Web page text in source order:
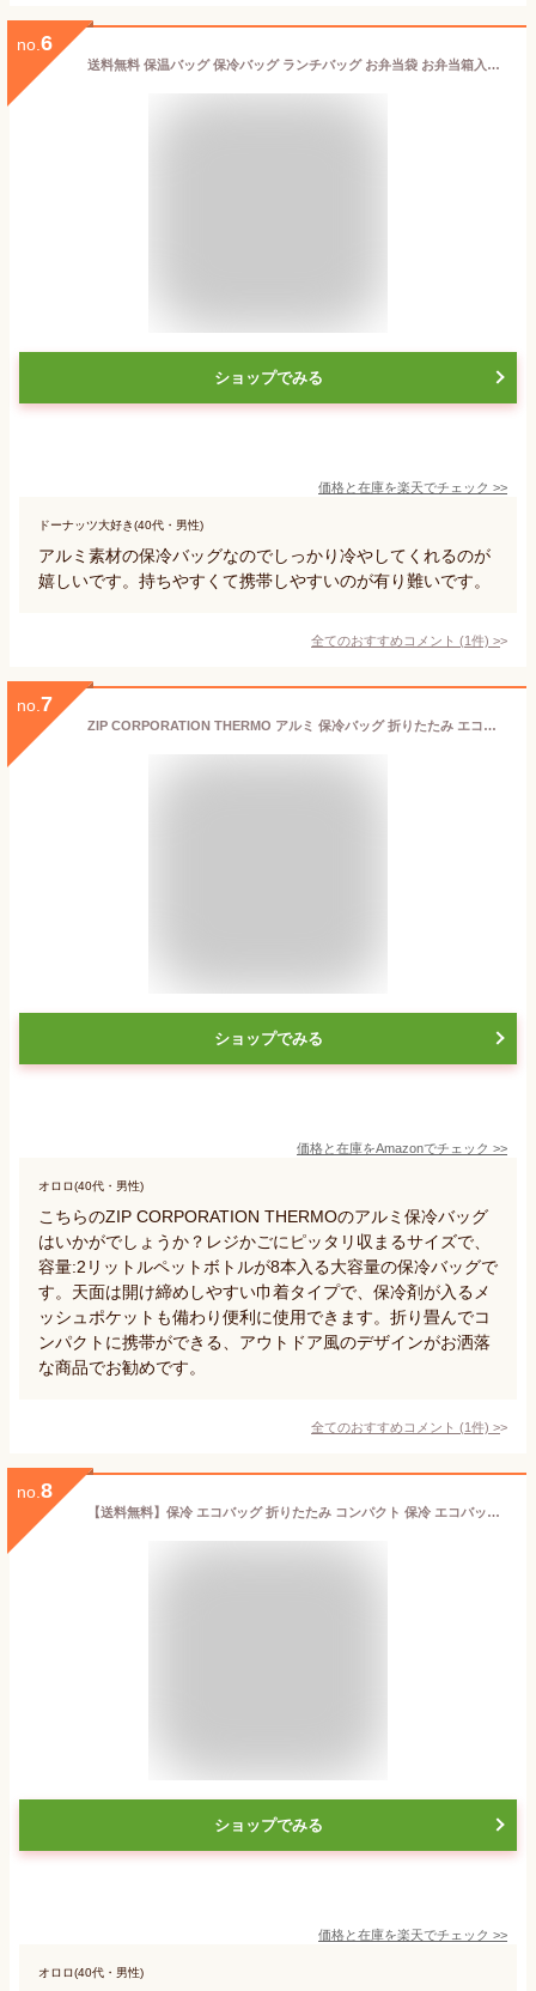
no. 6
送料無料 保温バッグ 保冷バッグ ランチバッグ お弁当袋 お弁当箱入れ ミニトート 鞄 内臓アルミ箔 撥水 手提げ ファスナー 日用品雑貨 キッチングッズ 無地 シンプル おしゃれ
ショップでみる
価格と在庫を楽天でチェック >>
ドーナッツ大好き(40代・男性)
アルミ素材の保冷バッグなのでしっかり冷やしてくれるのが
嬉しいです。持ちやすくて携帯しやすいのが有り難いです。
全てのおすすめコメント (1件) >
no. 7
ZIP CORPORATION THERMO アルミ 保冷バッグ 折りたたみ エコバッグ ブラック (レジカゴ サイズ)
ショップでみる
価格と在庫をAmazonでチェック >>
オロロ(40代・男性)
こちらのZIP CORPORATION THERMOのアルミ保冷バッグ
はいかがでしょうか？レジかごにピッタリ収まるサイズで、
容量:2リットルペットボトルが8本入る大容量の保冷バッグで
す。天面は開け締めしやすい巾着タイプで、保冷剤が入るメ
ッシュポケットも備わり便利に使用できます。折り畳んでコ
ンパクトに携帯ができる、アウトドア風のデザインがお洒落
な商品でお勧めです。
全てのおすすめコメント (1件) >
no. 8
【送料無料】保冷 エコバッグ 折りたたみ コンパクト 保冷 エコバック ファスナー 軽量 エコバッグ 猫 エコバック 折りたたみ おしゃれ トートバッグ マチ広 マチ広 ショッピングバッグ 丈夫 大容量 買い物袋 ショッピングバッグ 保温 かわいい 15L シマエナガ 花
ショップでみる
価格と在庫を楽天でチェック >>
オロロ(40代・男性)